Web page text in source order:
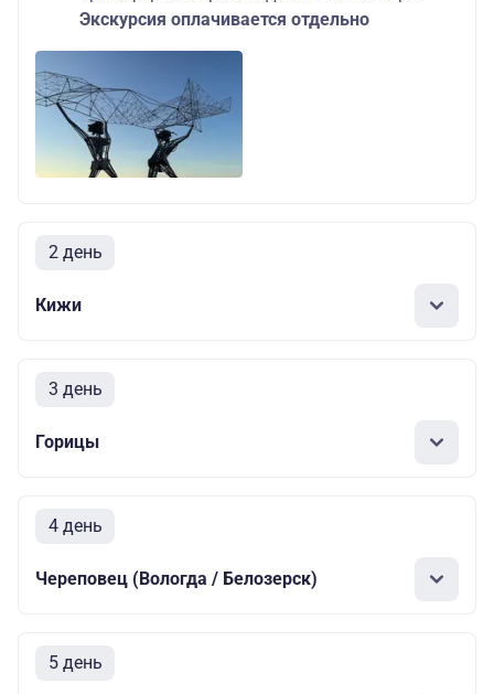
Экскурсия оплачивается отдельно
2 день
Кижи
3 день
Горицы
4 день
Череповец (Вологда / Белозерск)
5 день